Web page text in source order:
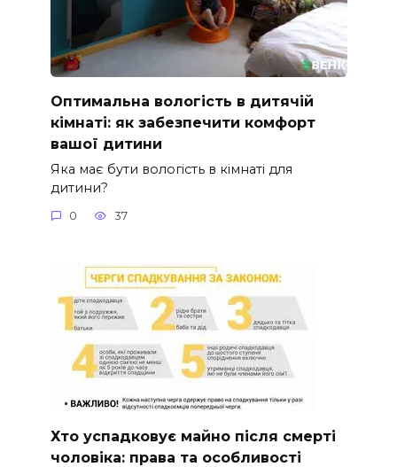
Оптимальна вологість в дитячій
кімнаті: як забезпечити комфорт
вашої дитини
Яка має бути вологість в кімнаті для
дитини?
0 37
Хто успадковує майно після смерті
чоловіка: права та особливості